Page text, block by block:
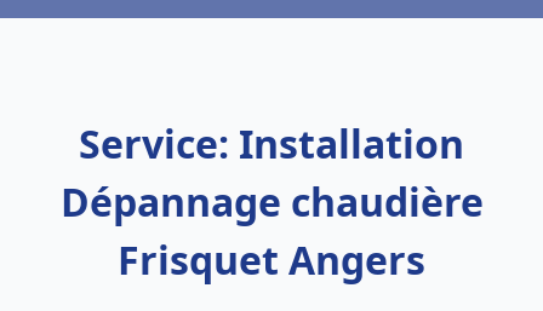
Service: Installation
Dépannage chaudière
Frisquet Angers